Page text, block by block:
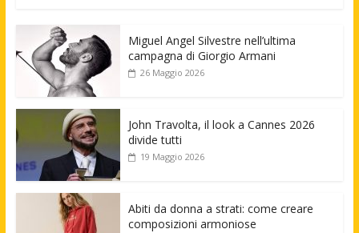
Miguel Angel Silvestre nell’ultima
campagna di Giorgio Armani
26 Maggio 2026
John Travolta, il look a Cannes 2026
divide tutti
19 Maggio 2026
Abiti da donna a strati: come creare
composizioni armoniose